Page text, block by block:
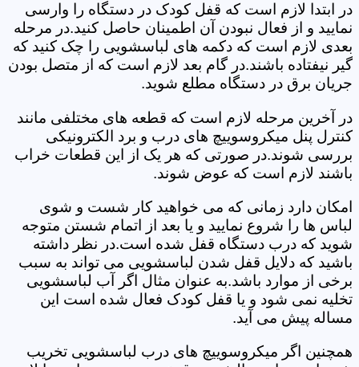
در ابتدا لازم است که قفل کودک در دستگاه را وارسی
نمایید و از فعال نبودن آن اطمینان حاصل کنید.در مرحله
بعدی لازم است که دکمه های لباسشویی را چک کنید که
گیر نیفتاده باشند.در گام بعد لازم است که از متصل بودن
جریان برق در دستگاه مطلع شوید.
در آخرین مرحله لازم است که قطعه های مختلفی مانند
کنترل پنل میکروسوییچ های درب و برد الکترونیکی
بررسی شوند.در صورتی که هر یک از این قطعات خراب
باشند لازم است که عوض شوند.
امکان دارد زمانی که می خواهید کار شست و شوی
لباس ها را شروع نمایید و یا بعد از اتمام شستن متوجه
شوید که درب دستگاه قفل شده است.در نظر داشته
باشید که دلایل قفل شدن لباسشویی می تواند به سبب
برخی از موارد باشد.به عنوان مثال اگر آب لباسشویی
تخلیه نمی شود و یا قفل کودک فعال شده است این
مساله پیش می آید.
همچنین اگر میکروسوییچ های درب لباسشویی تخریب